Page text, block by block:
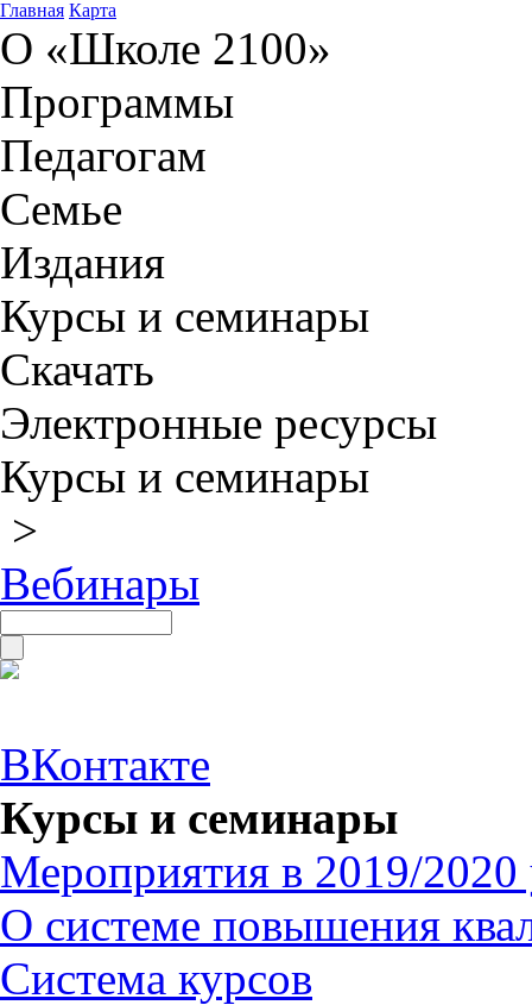
Главная Карта
О «Школе 2100»
Программы
Педагогам
Семье
Издания
Курсы и семинары
Скачать
Электронные ресурсы
Курсы и семинары
>
Вебинары
ВКонтакте
Курсы и семинары
Мероприятия в 2019/2020
О системе повышения
Система курсов